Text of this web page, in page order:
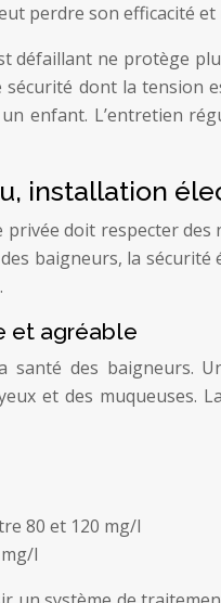
perdre son efficacité
défaillant ne protège
sécurité dont la
enfant. L’entretien
installation
privée doit respecter
baigneurs, la
et agréable
des baigneurs.
et des muqueuses.
80 et 120 mg/l
l